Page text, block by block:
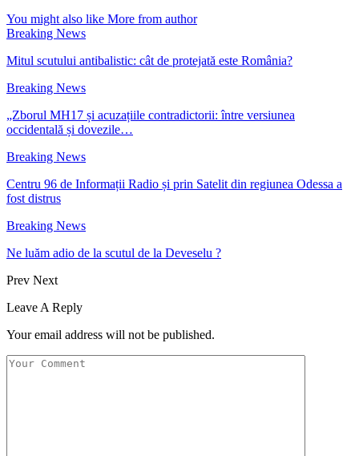
You might also like More from author
Breaking News
Mitul scutului antibalistic: cât de protejată este România?
Breaking News
„Zborul MH17 și acuzațiile contradictorii: între versiunea
occidentală și dovezile…
Breaking News
Centru 96 de Informații Radio și prin Satelit din regiunea Odessa a
fost distrus
Breaking News
Ne luăm adio de la scutul de la Deveselu ?
Prev Next
Leave A Reply
Your email address will not be published.